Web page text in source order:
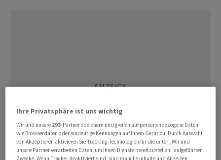
Ihre Privatsphäre ist uns wichtig
Wir und unsere 293-Partner speichern und greifen auf personenbezogene Daten
wie Browserdaten oder eindeutige Kennungen auf Ihrem Gerät zu. Durch Auswahl
von Akzeptieren aktivieren Sie Tracking-Technologien für die unter „Wir und
unsere Partner verarbeiten Daten, um Ihnen Dienste bereitzustellen“ aufgeführten
Zwecke. Wenn Tracker deaktiviert sind, sind manche Inhalte und Anzeigen